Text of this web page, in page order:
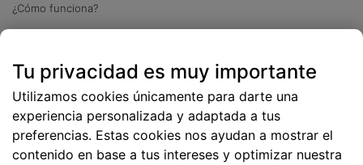
¿Cómo funciona?
Más de 2 millones de descargas
Tu privacidad es muy importante
Utilizamos cookies únicamente para darte una
experiencia personalizada y adaptada a tus
preferencias. Estas cookies nos ayudan a mostrar el
contenido en base a tus intereses y optimizar nuestra